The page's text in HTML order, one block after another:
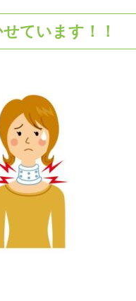
ています！！